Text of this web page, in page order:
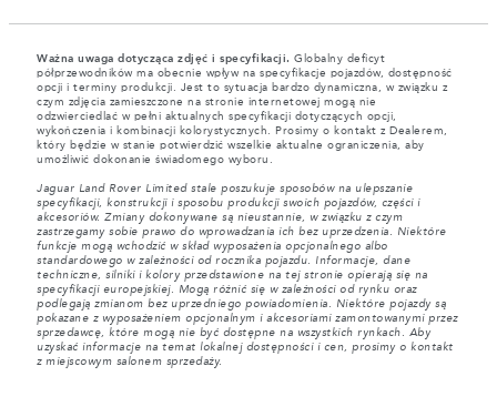
Ważna uwaga dotycząca zdjęć i specyfikacji. Globalny deficyt
półprzewodników ma obecnie wpływ na specyfikacje pojazdów, dostępność
opcji i terminy produkcji. Jest to sytuacja bardzo dynamiczna, w związku z
czym zdjęcia zamieszczone na stronie internetowej mogą nie
odzwierciedlać w pełni aktualnych specyfikacji dotyczących opcji,
wykończenia i kombinacji kolorystycznych. Prosimy o kontakt z Dealerem,
który będzie w stanie potwierdzić wszelkie aktualne ograniczenia, aby
umożliwić dokonanie świadomego wyboru.
Jaguar Land Rover Limited stale poszukuje sposobów na ulepszanie
specyfikacji, konstrukcji i sposobu produkcji swoich pojazdów, części i
akcesoriów. Zmiany dokonywane są nieustannie, w związku z czym
zastrzegamy sobie prawo do wprowadzania ich bez uprzedzenia. Niektóre
funkcje mogą wchodzić w skład wyposażenia opcjonalnego albo
standardowego w zależności od rocznika pojazdu. Informacje, dane
techniczne, silniki i kolory przedstawione na tej stronie opierają się na
specyfikacji europejskiej. Mogą różnić się w zależności od rynku oraz
podlegają zmianom bez uprzedniego powiadomienia. Niektóre pojazdy są
pokazane z wyposażeniem opcjonalnym i akcesoriami zamontowanymi przez
sprzedawcę, które mogą nie być dostępne na wszystkich rynkach. Aby
uzyskać informacje na temat lokalnej dostępności i cen, prosimy o kontakt
z miejscowym salonem sprzedaży.